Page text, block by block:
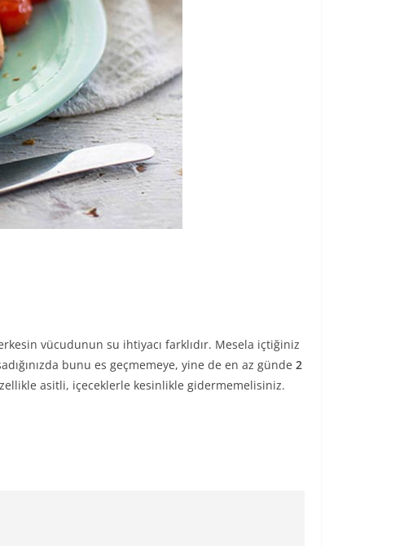
vücudunun su ihtiyacı farklıdır. Mesela içtiğiniz
bunu es geçmemeye, yine de en az günde 2
asitli, içeceklerle kesinlikle gidermemelisiniz.